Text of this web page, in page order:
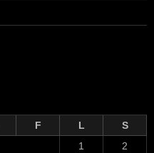
F L
S
1
2